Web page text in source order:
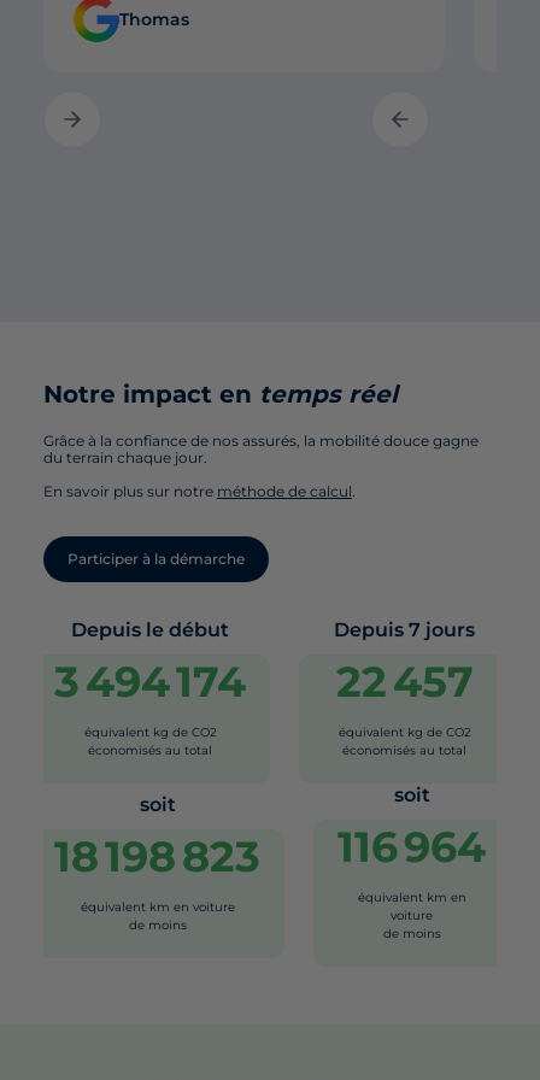
Thomas
Notre impact en temps réel
Grâce à la confiance de nos assurés, la mobilité douce gagne
du terrain chaque jour.
En savoir plus sur notre méthode de calcul.
Participer à la démarche
Depuis le début
3 494 174
équivalent kg de CO2
économisés au total
Depuis 7 jours
22 457
équivalent kg de CO2
économisés au total
soit
18 198 823
équivalent km en voiture
de moins
soit
116 964
équivalent km en
voiture
de moins